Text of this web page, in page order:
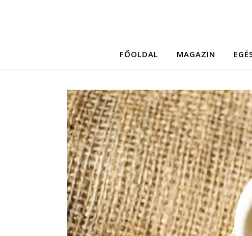
FŐOLDAL MAGAZIN